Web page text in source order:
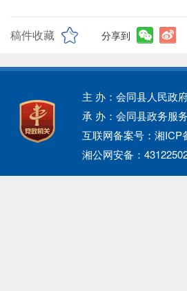
稿件收藏 分享到
主 办：会同县人民政
承 办：会同县政务服
互联网备案号：湘ICP
湘公网安备：